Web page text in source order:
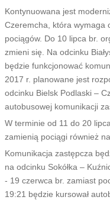
Kontynuowana jest
Czeremcha, która wymaga
pociągów. Do 10 lipca br.
zmieni się. Na odcinku
będzie funkcjonować
2017 r. planowane jest
odcinku Bielsk Podlaski –
autobusowej komunikacji
W terminie od 11 do 20
zamienią pociągi również
Komunikacja zastępcza
na odcinku Sokółka –
- 19 czerwca br. zamiast
19:21 będzie kursował